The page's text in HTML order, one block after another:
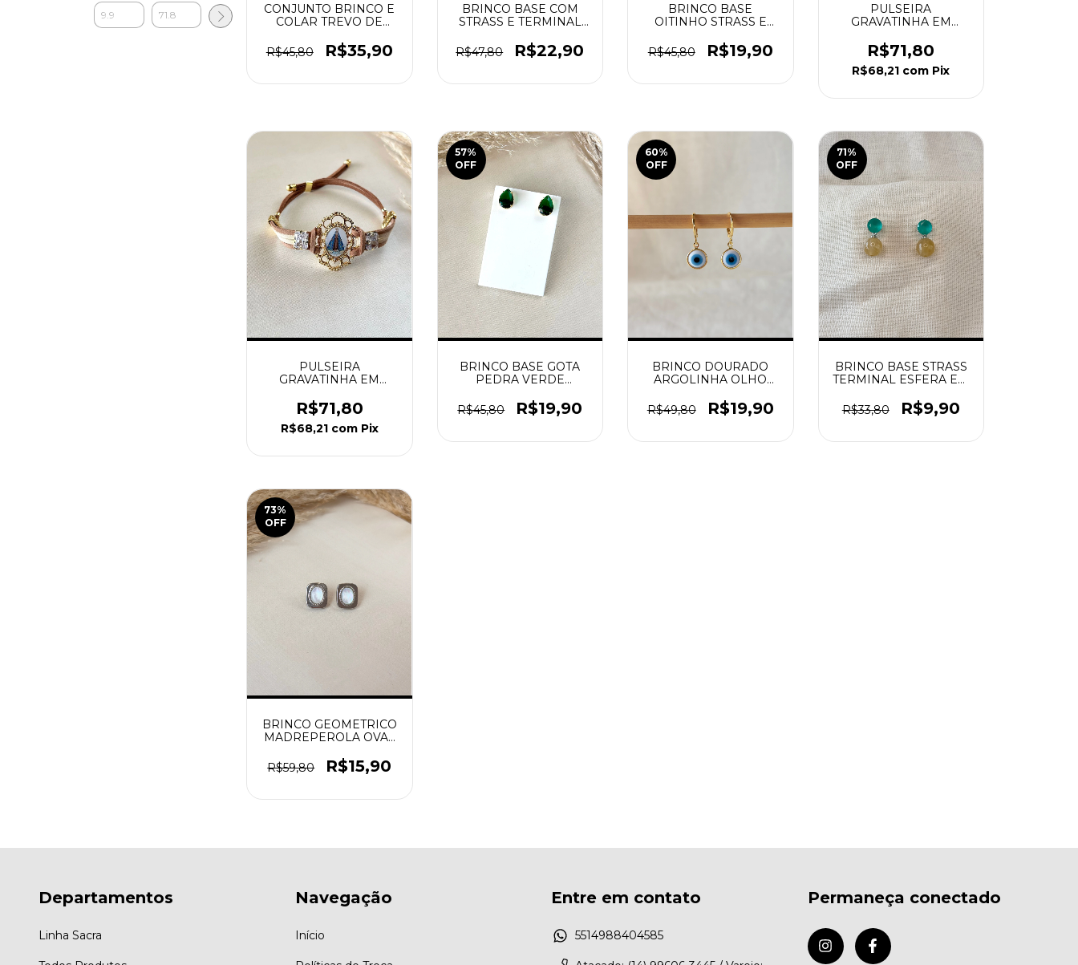
CONJUNTO BRINCO E
COLAR TREVO DE
PRATEADO
R$45,80 R$35,90
BRINCO BASE COM
STRASS E TERMINAL
DOURADO
R$47,80 R$22,90
BRINCO BASE
OITINHO STRASS E
DOURADO
R$45,80 R$19,90
PULSEIRA
GRAVATINHA EM
SRA. DAS GRAÇAS NO
CENTRO DOURADO
R$71,80
R$68,21 com Pix
PULSEIRA
GRAVATINHA EM
CENTRAL N. SRA.
APARECIDA DOURADO
R$71,80
R$68,21 com Pix
57%
OFF
BRINCO BASE GOTA
PEDRA VERDE
R$45,80
R$19,90
60%
OFF
BRINCO DOURADO
ARGOLINHA OLHO
R$49,80
R$19,90
71%
OFF
BRINCO BASE STRASS
TERMINAL ESFERA EM
R$33,80
R$9,90
73%
OFF
BRINCO GEOMETRICO
MADREPEROLA OVAL
R$59,80
R$15,90
Departamentos
Linha Sacra
Navegação
Início
Entre em contato
5514988404585
Permaneça conectado